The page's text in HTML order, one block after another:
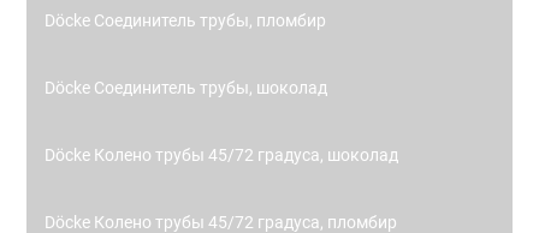
Döcke Соединитель трубы, пломбир
Döcke Соединитель трубы, шоколад
Döcke Колено трубы 45/72 градуса, шоколад
Döcke Колено трубы 45/72 градуса, пломбир